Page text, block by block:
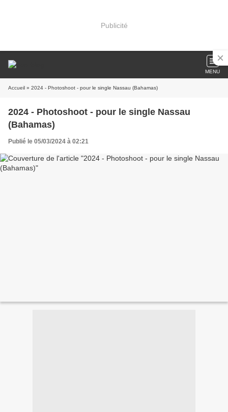
Publicité
MENU
Accueil » 2024 - Photoshoot - pour le single Nassau (Bahamas)
2024 - Photoshoot - pour le single Nassau
(Bahamas)
Publié le 05/03/2024 à 02:21